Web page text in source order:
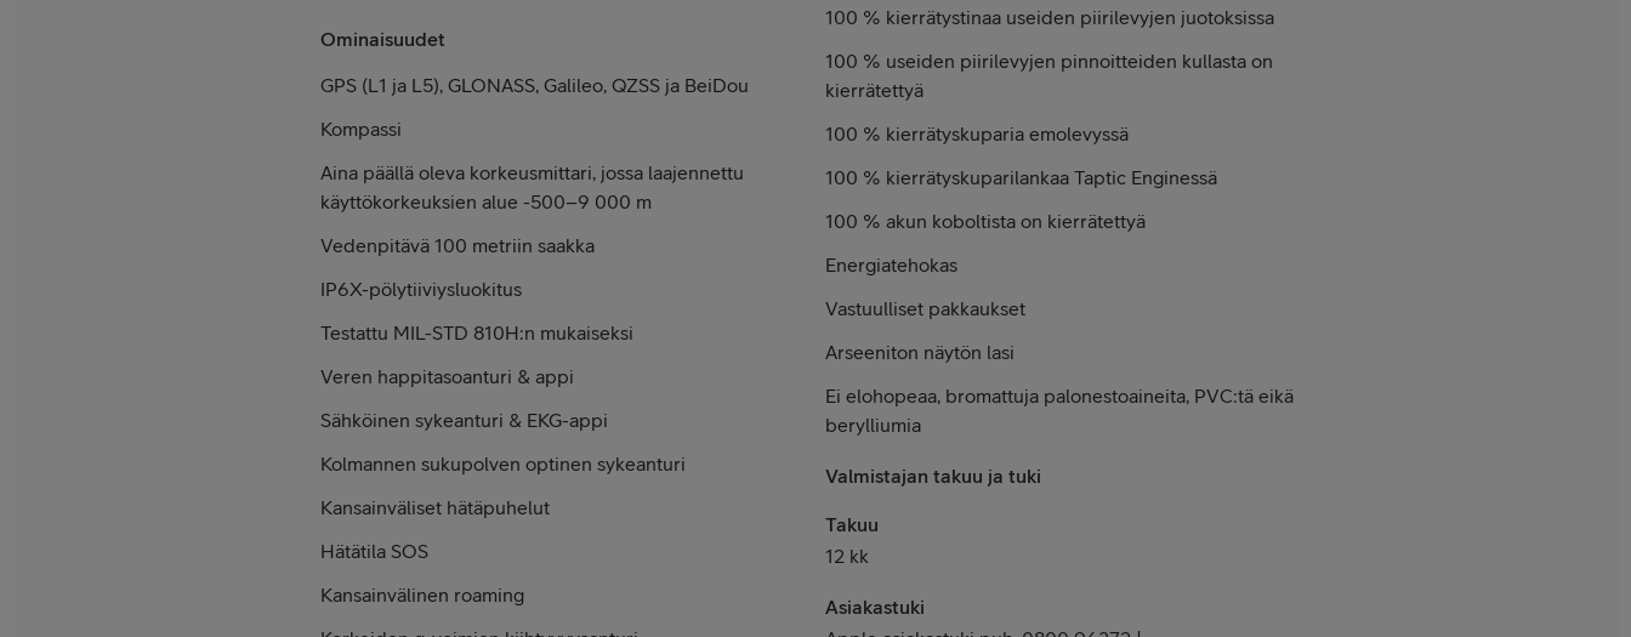
Ominaisuudet
GPS (L1 ja L5), GLONASS, Galileo, QZSS ja BeiDou
Kompassi
Aina päällä oleva korkeusmittari, jossa laajennettu
käyttökorkeuksien alue -500–9 000 m
Vedenpitävä 100 metriin saakka
IP6X-pölytiiviys­luokitus
Testattu MIL-STD 810H:n mukaiseksi
Veren happi­taso­anturi & appi
Sähköinen sykeanturi & EKG-appi
Kolmannen suku­polven optinen sykeanturi
Kansain­väliset hätä­puhelut
Hätätila SOS
Kansainvälinen roaming
100 % kierrätys­tinaa useiden piiri­levyjen juotoksissa
100 % useiden piiri­levyjen pinnoitteiden kullasta on
kierrätettyä
100 % kierrätyskuparia emolevyssä
100 % kierrätyskuparilankaa Taptic Enginessä
100 % akun koboltista on kierrätettyä
Energiatehokas
Vastuulliset pakkaukset
Arseeniton näytön lasi
Ei elohopeaa, bromattuja palon­esto­aineita, PVC:tä eikä
berylliumia
Valmistajan takuu ja tuki
Takuu
12 kk
Asiakastuki